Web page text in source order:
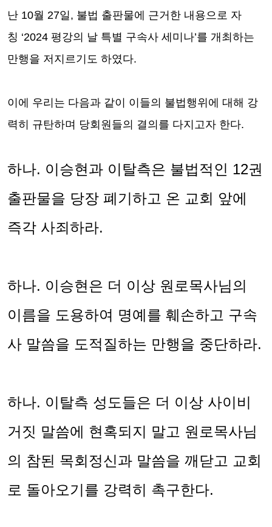
난 10월 27일, 불법 출판물에 근거한 내용으로 자
칭 ‘2024 평강의 날 특별 구속사 세미나’를 개최하는
만행을 저지르기도 하였다.
이에 우리는 다음과 같이 이들의 불법행위에 대해 강
력히 규탄하며 당회원들의 결의를 다지고자 한다.
하나. 이승현과 이탈측은 불법적인 12권
출판물을 당장 폐기하고 온 교회 앞에
즉각 사죄하라.
하나. 이승현은 더 이상 원로목사님의
이름을 도용하여 명예를 훼손하고 구속
사 말씀을 도적질하는 만행을 중단하라.
하나. 이탈측 성도들은 더 이상 사이비
거짓 말씀에 현혹되지 말고 원로목사님
의 참된 목회정신과 말씀을 깨닫고 교회
로 돌아오기를 강력히 촉구한다.